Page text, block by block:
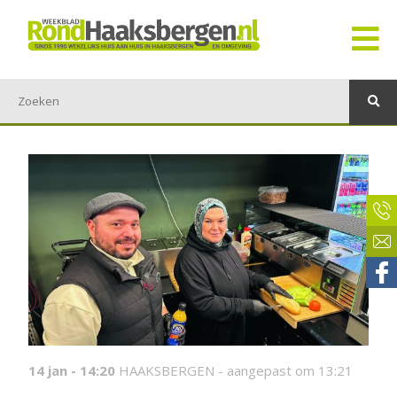
14 jan - 14:20 HAAKSBERGEN - aangepast om 13:21